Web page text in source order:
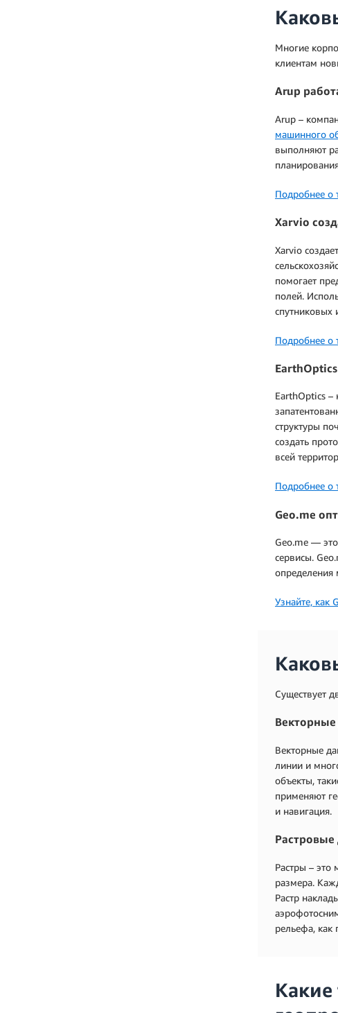
Многие
клиентам
Arup
Arup –
машинного
выполняют
Подробнее о
Xarvio
Xarvio
помогает
полей.
спутниковых
Подробнее о
EarthOptics –
структуры
создать
всей
Подробнее о
Geo.me
Geo.me —
сервисы.
определения
Узнайте, как
Существует
Векторные
линии и
объекты,
применяют
и навигация.
Растры – это
размера.
Растр
рельефа, как
Какие